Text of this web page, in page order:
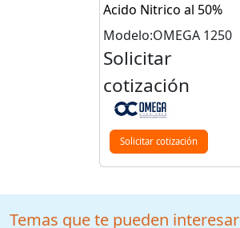
Acido Nitrico al 50%
Modelo:OMEGA 1250
Solicitar
cotización
Solicitar cotización
Temas que te pueden interesar